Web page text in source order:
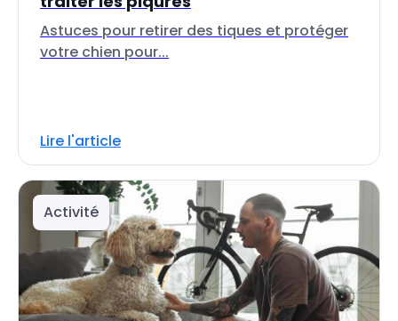
Astuces pour retirer des tiques et protéger
votre chien pour...
Lire l'article
Activité